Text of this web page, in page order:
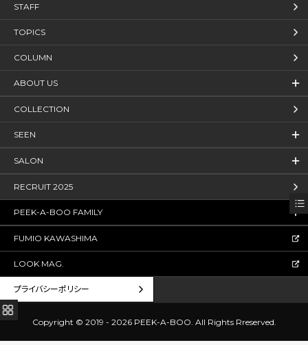
STAFF
TOPICS
COLUMN
ABOUT US
COLLECTION
SEEN
SALON
RECRUIT 2025
PEEK-A-BOO FAMILY
FUMIO KAWASHIMA
LOOK MAG.
プライバシーポリシー
Copyright © 2019 - 2026 PEEK-A-BOO. All Rights Rreserved.